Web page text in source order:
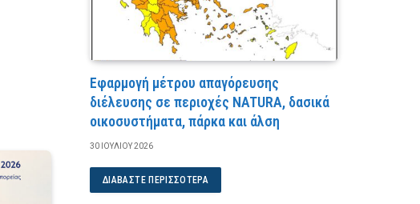
Εφαρμογή μέτρου απαγόρευσης
διέλευσης σε περιοχές NATURA, δασικά
οικοσυστήματα, πάρκα και άλση
30 ΙΟΥΛΊΟΥ 2026
ΔΙΑΒΆΣΤΕ ΠΕΡΙΣΣΌΤΕΡΑ